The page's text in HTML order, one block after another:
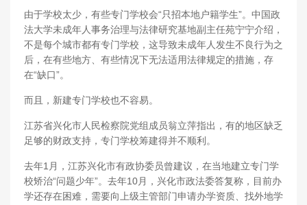
由于学校太少，有些专门学校会“只招本地户籍学生”。中国政
法大学未成年人事务治理与法律研究基地副主任苑宁宁介绍，
不是每个城市都有专门学校，这导致未成年人发生不良行为之
后，在有些地方、有些情况下无法适用法律规定的措施，存
在“缺口”。
而且，新建专门学校也不容易。
江苏省兴化市人民检察院党组成员翁立萍指出，有的地区缺乏
足够的财政支持，专门学校筹建得并不顺利。
去年1月，江苏兴化市有政协委员曾建议，在当地建立专门学
校矫治“问题少年”。去年10月，兴化市政法委答复称，目前办
学还存在困难，需要向上级主管部门申请办学资质、找外地学